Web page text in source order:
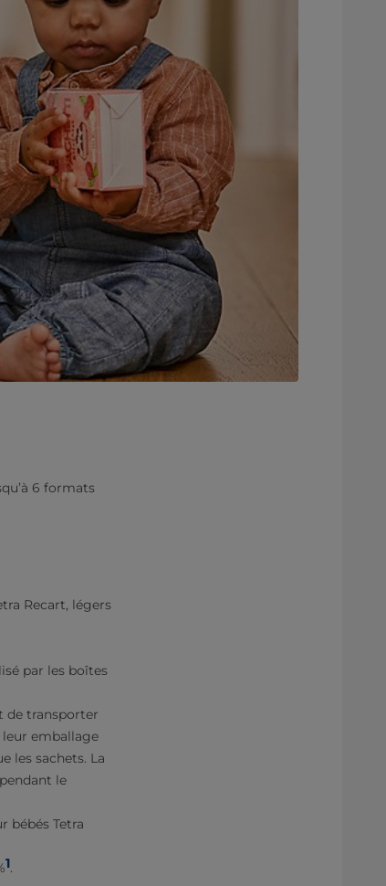
6 formats
Recart, légers
par les boîtes
de transporter
leur emballage
les sachets. La
le
bébés Tetra
1.